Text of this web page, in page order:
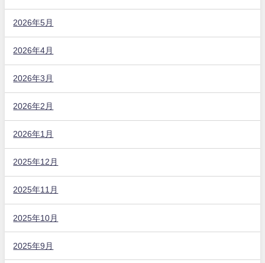
2026年5月
2026年4月
2026年3月
2026年2月
2026年1月
2025年12月
2025年11月
2025年10月
2025年9月